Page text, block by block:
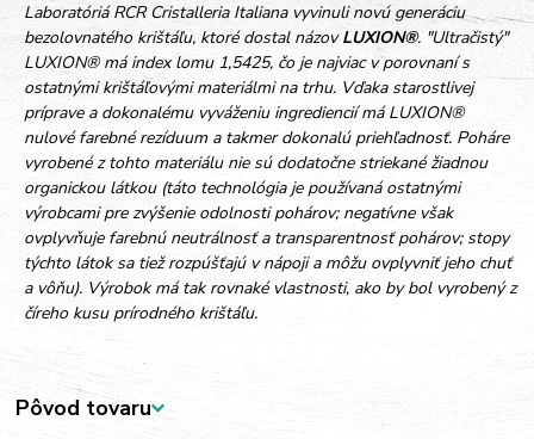
Laboratóriá RCR Cristalleria Italiana vyvinuli novú generáciu
bezolovnatého krištáľu, ktoré dostal názovLUXION®. "Ultračistý"
LUXION® má index lomu 1,5425, čo je najviac v porovnaní s
ostatnými krištáľovými materiálmi na trhu. Vďaka starostlivej
príprave a dokonalému vyváženiu ingrediencií má LUXION®
nulové farebné rezíduum a takmer dokonalú priehľadnosť. Poháre
vyrobené z tohto materiálu nie sú dodatočne striekané žiadnou
organickou látkou (táto technológia je používaná ostatnými
výrobcami pre zvýšenie odolnosti pohárov; negatívne však
ovplyvňuje farebnú neutrálnosť a transparentnosť pohárov; stopy
týchto látok sa tiež rozpúšťajú v nápoji a môžu ovplyvniť jeho chuť
a vôňu). Výrobok má tak rovnaké vlastnosti, ako by bol vyrobený z
číreho kusu prírodného krištáľu.
Pôvod tovaru